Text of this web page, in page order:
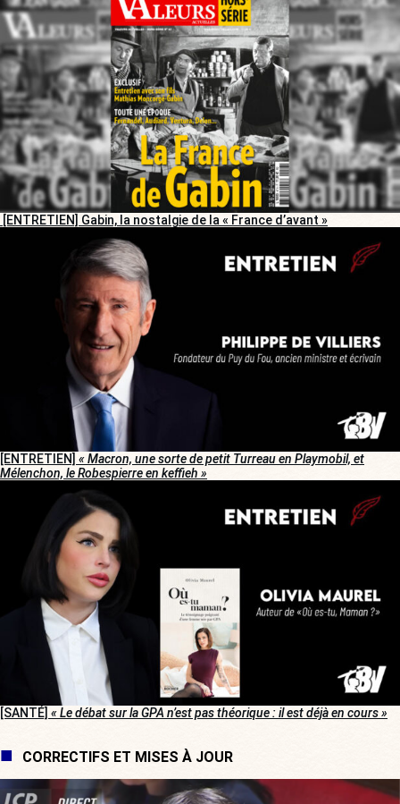
[ENTRETIEN] Gabin, la nostalgie de la « France d’avant »
[ENTRETIEN] « Macron, une sorte de petit Turreau en Playmobil, et
Mélenchon, le Robespierre en keffieh »
[SANTÉ] « Le débat sur la GPA n’est pas théorique : il est déjà en cours »
CORRECTIFS ET MISES À JOUR